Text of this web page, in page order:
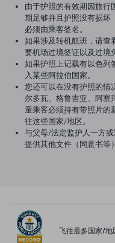
由于护照的有效期因旅行
期足够并且护照没有损坏
必须由乘客签名。
如果涉及转机航班，请查
要机场过境签证以及过境
如果护照上记载有以色列
入某些阿拉伯国家。
您还可以在没有护照的情
尔多瓦、格鲁吉亚、阿塞
童乘客必须持有带照片的
往这些国家/地区。
与父母/法定监护人一方
提供其他文件（同意书等
飞往最多国家/地